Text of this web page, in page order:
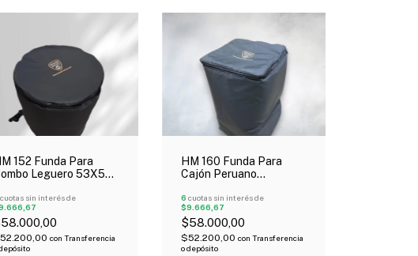
152 Funda Para
Leguero 53X55
cuotas sin interés de
con Transferencia
HM 160 Funda Para
Cajón Peruano
Mochila
6 cuotas sin interés de
$9.666,67
$58.000,00
$52.200,00 con Transferencia
o depósito